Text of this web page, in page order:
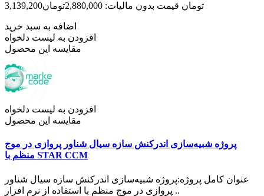
3,139,200تومان قیمت بدون مالیات: 2,880,000تومان
اضافه به سبد خرید
افزودن به لیست دلخواه
مقایسه این محصول
افزودن به لیست دلخواه
مقایسه این محصول
پروژه شبیه‌سازی اندرکنش سازه سیال شناور پروازی در موج
منظم با STAR CCM‌
عنوان کامل پروژه:پروژه شبیه‌سازی اندرکنش سازه سیال شناور
پروازی در موج منظم با استفاده از نرم افزار ..